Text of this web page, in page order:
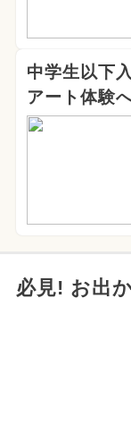
中学生以下
アート体験
必見! お出